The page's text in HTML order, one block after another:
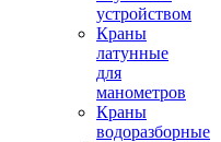
устройством
Краны
латунные
для
манометров
Краны
водоразборные